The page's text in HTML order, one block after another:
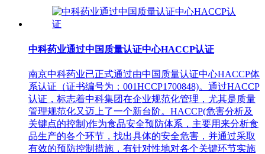
中科药业通过中国质量认证中心HACCP认证
南京中科药业已正式通过由中国质量认证中心HACCP体
系认证（证书编号为：001HCCP1700848)。通过HACCP
认证，标志着中科集团在企业规范化管理，尤其是质量
管理规范化又迈上了一个新台阶。HACCP(危害分析及
关键点的控制)作为食品安全预防体系，主要用来分析食
品生产的各个环节，找出具体的安全危害，并通过采取
有效的预防控制措施，有针对性地对各个关键环节实施